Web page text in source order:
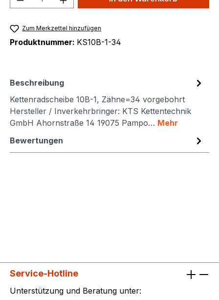
Zum Merkzettel hinzufügen
Produktnummer: KS10B-1-34
Beschreibung
Kettenradscheibe 10B-1, Zähne=34 vorgebohrt
Hersteller / Inverkehrbringer: KTS Kettentechnik
GmbH Ahornstraße 14 19075 Pampo… Mehr
Bewertungen
Service-Hotline
Unterstützung und Beratung unter: